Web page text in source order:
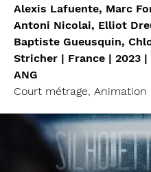
Alexis Lafuente, Marc
Antoni Nicolai, Elliot
Baptiste Gueusquin,
Stricher | France | 2023 |
ANG
Court métrage, Animation